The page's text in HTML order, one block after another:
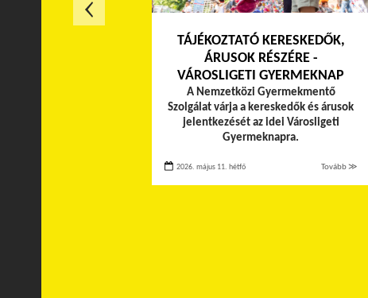
TÁJÉKOZTATÓ KERESKEDŐK,
ÁRUSOK RÉSZÉRE -
VÁROSLIGETI GYERMEKNAP
A Nemzetközi Gyermekmentő
Szolgálat várja a kereskedők és árusok
jelentkezését az idei Városligeti
Gyermeknapra.
2026. május 11. hétfő Tovább ≫